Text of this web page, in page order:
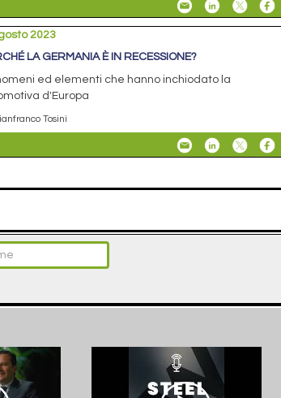
2023
LA GERMANIA È IN RECESSIONE?
ed elementi che hanno inchiodato la
d'Europa
Tosini